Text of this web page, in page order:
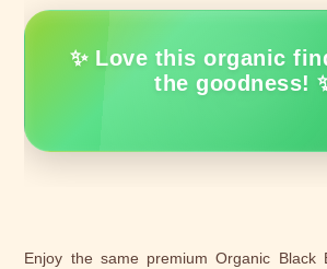
✨ Love this organic
the goodness!
Enjoy the same premium Organic Black